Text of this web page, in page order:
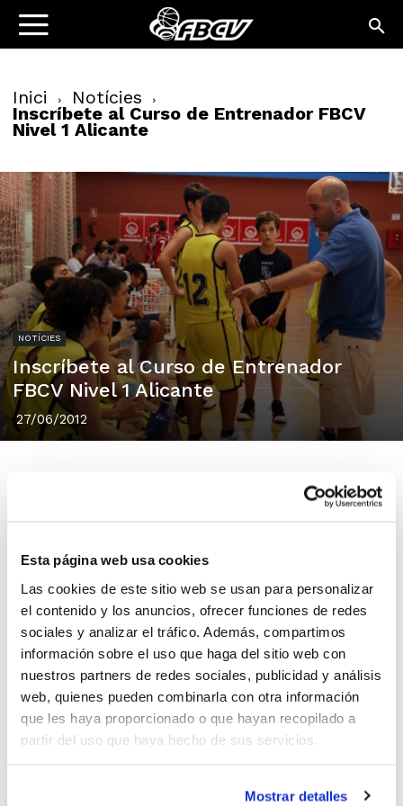
Esta página web usa cookies
Las cookies de este sitio web se usan para personalizar
el contenido y los anuncios, ofrecer funciones de redes
sociales y analizar el tráfico. Además, compartimos
información sobre el uso que haga del sitio web con
nuestros partners de redes sociales, publicidad y análisis
web, quienes pueden combinarla con otra información
que les haya proporcionado o que hayan recopilado a
partir del uso que haya hecho de sus servicios.
Mostrar detalles
Inici Notícies
Inscríbete al Curso de Entrenador FBCV
Nivel 1 Alicante
NOTÍCIES
Inscríbete al Curso de Entrenador
FBCV Nivel 1 Alicante
27/06/2012
Entrenador FBCV Nivel 1 Alicante, que comenzará en el
Los dos cursos intensivos que se convocaron en
Valencia ya han cubierto la totalidad de plazas
disponibles, pero en el Curso de Alicante todavía
quedan algunas plazas libres.
Próximamente se abrirá la inscripción para nuevos
Cursos de Nivel 1 que comenzarán en el mes de
carga lectiva impartida en formato Presencial y otra